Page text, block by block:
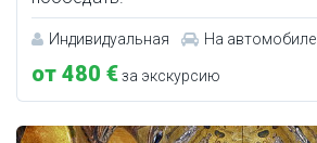
Индивидуальная На автомобиле
от 480 €за экскурсию